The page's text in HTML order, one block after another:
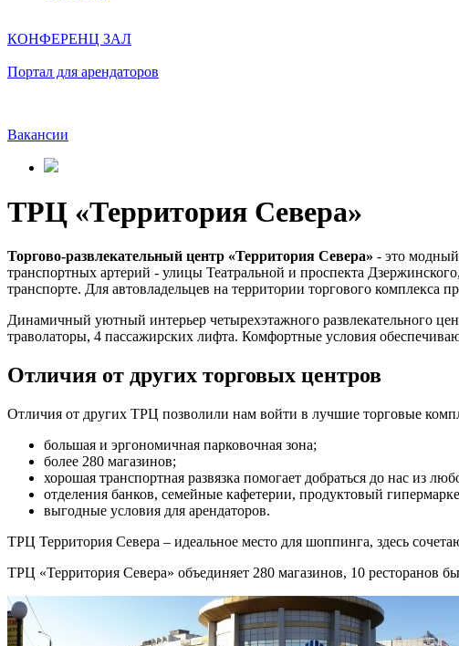
КОНФЕРЕНЦ ЗАЛ
Портал для арендаторов
Вакансии
ТРЦ «Территория Севера»
Торгово-развлекательный центр «Территория Севера» - это
транспортных артерий - улицы Театральной и проспекта
транспорте. Для автовладельцев на территории торгового
Динамичный уютный интерьер четырехэтажного развлекательного
траволаторы, 4 пассажирских лифта. Комфортные условия
Отличия от других торговых центров
Отличия от других ТРЦ позволили нам войти в лучшие торговые
большая и эргономичная парковочная зона;
более 280 магазинов;
хорошая транспортная развязка помогает добраться до нас из
отделения банков, семейные кафетерии, продуктовый
выгодные условия для арендаторов.
ТРЦ Территория Севера – идеальное место для шоппинга, здесь
ТРЦ «Территория Севера» объединяет 280 магазинов, 10 ресторанов